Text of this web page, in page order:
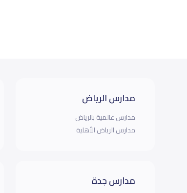
مدارس الرياض
مدارس عالمية بالرياض
مدارس الرياض الأهلية
مدارس جدة